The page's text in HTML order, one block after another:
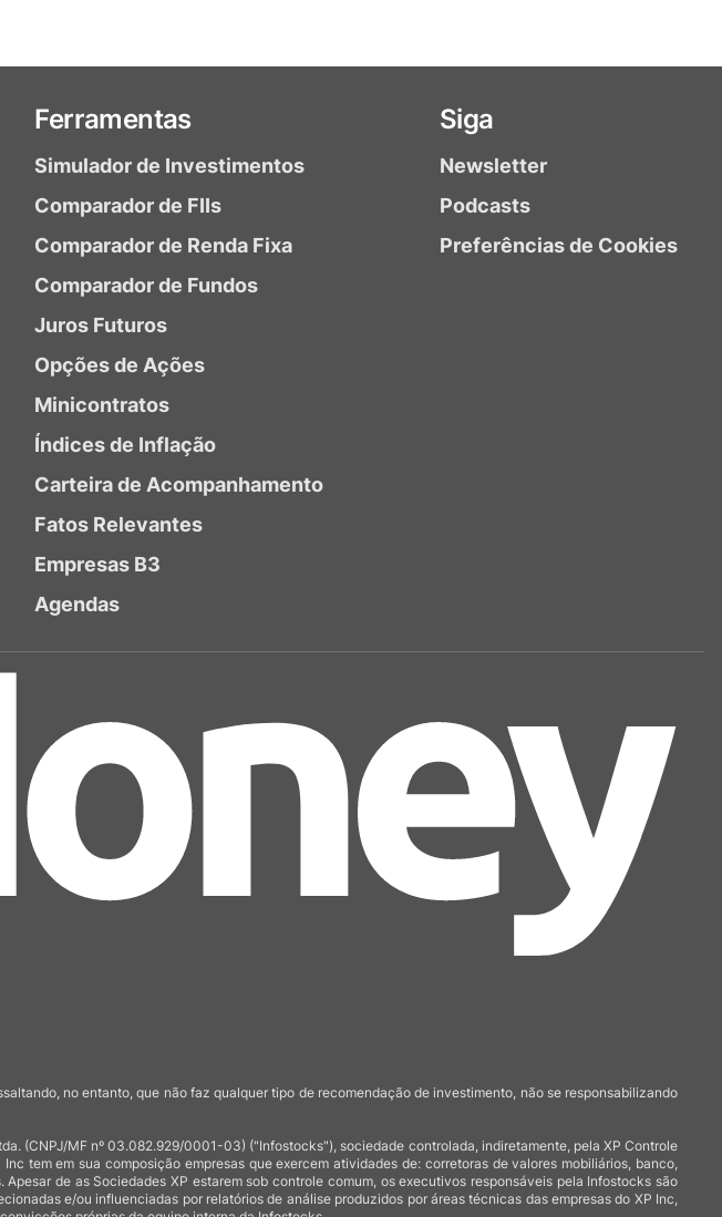
Ferramentas
Simulador de Investimentos
Comparador de FIIs
Comparador de Renda Fixa
Comparador de Fundos
Juros Futuros
Opções de Ações
Minicontratos
Índices de Inflação
Carteira de Acompanhamento
Fatos Relevantes
Empresas B3
Agendas
Siga
Newsletter
Podcasts
Preferências de Cookies
no entanto, que não faz qualquer tipo de recomendação de investimento, não se responsabilizando
(CNPJ/MF nº 03.082.929/0001-03) ("Infostocks"), sociedade controlada, indiretamente, pela XP Controle
tem em sua composição empresas que exercem atividades de: corretoras de valores mobiliários, banco,
de as Sociedades XP estarem sob controle comum, os executivos responsáveis pela Infostocks são
e/ou influenciadas por relatórios de análise produzidos por áreas técnicas das empresas do XP Inc,